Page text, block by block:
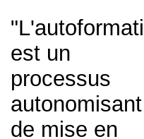
est un
processus
autonomisant
de mise en